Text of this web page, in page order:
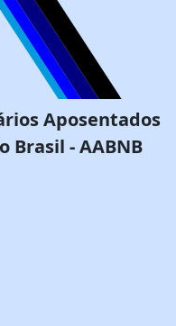
Aposentados
Brasil - AABNB